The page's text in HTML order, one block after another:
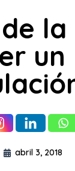
abril 3, 2018